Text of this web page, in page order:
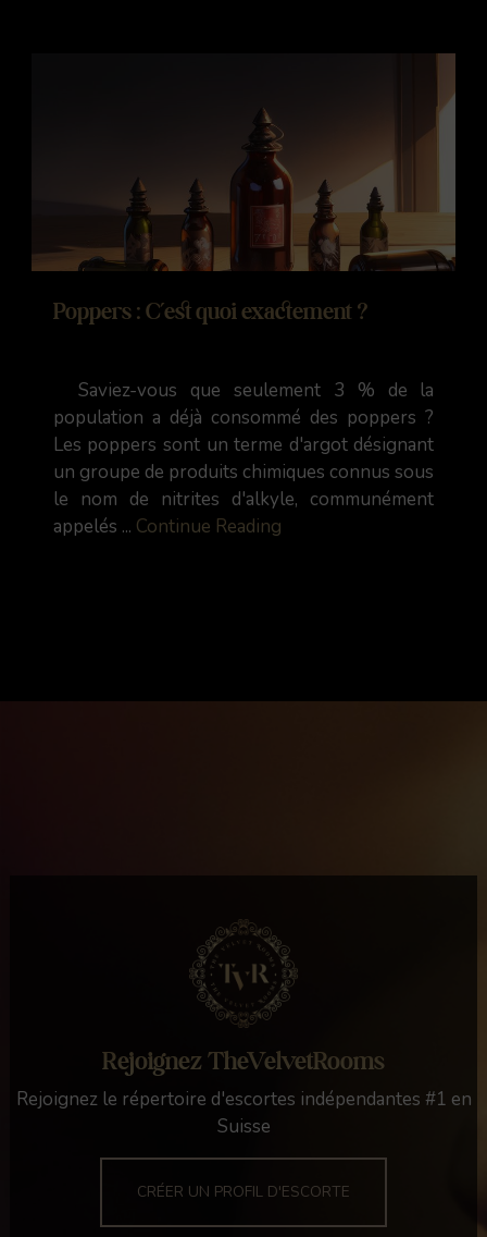
Poppers : C’est quoi exactement ?
Saviez-vous que seulement 3 % de la
population a déjà consommé des poppers ?
Les poppers sont un terme d'argot désignant
un groupe de produits chimiques connus sous
le nom de nitrites d'alkyle, communément
appelés ... Continue Reading
Rejoignez TheVelvetRooms
Rejoignez le répertoire d'escortes indépendantes #1 en
Suisse
CRÉER UN PROFIL D'ESCORTE